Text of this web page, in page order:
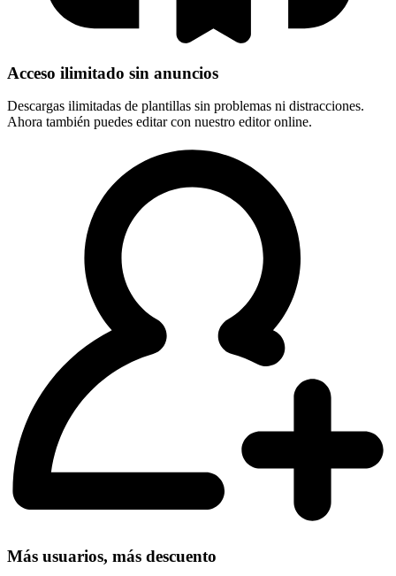
Acceso ilimitado sin anuncios
Descargas ilimitadas de plantillas sin problemas ni distracciones.
Ahora también puedes editar con nuestro editor online.
Más usuarios, más descuento